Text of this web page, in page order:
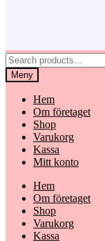
Search
for:Meny
Hem
Om företaget
Shop
Varukorg
Kassa
Mitt konto
Hem
Om företaget
Shop
Varukorg
Kassa